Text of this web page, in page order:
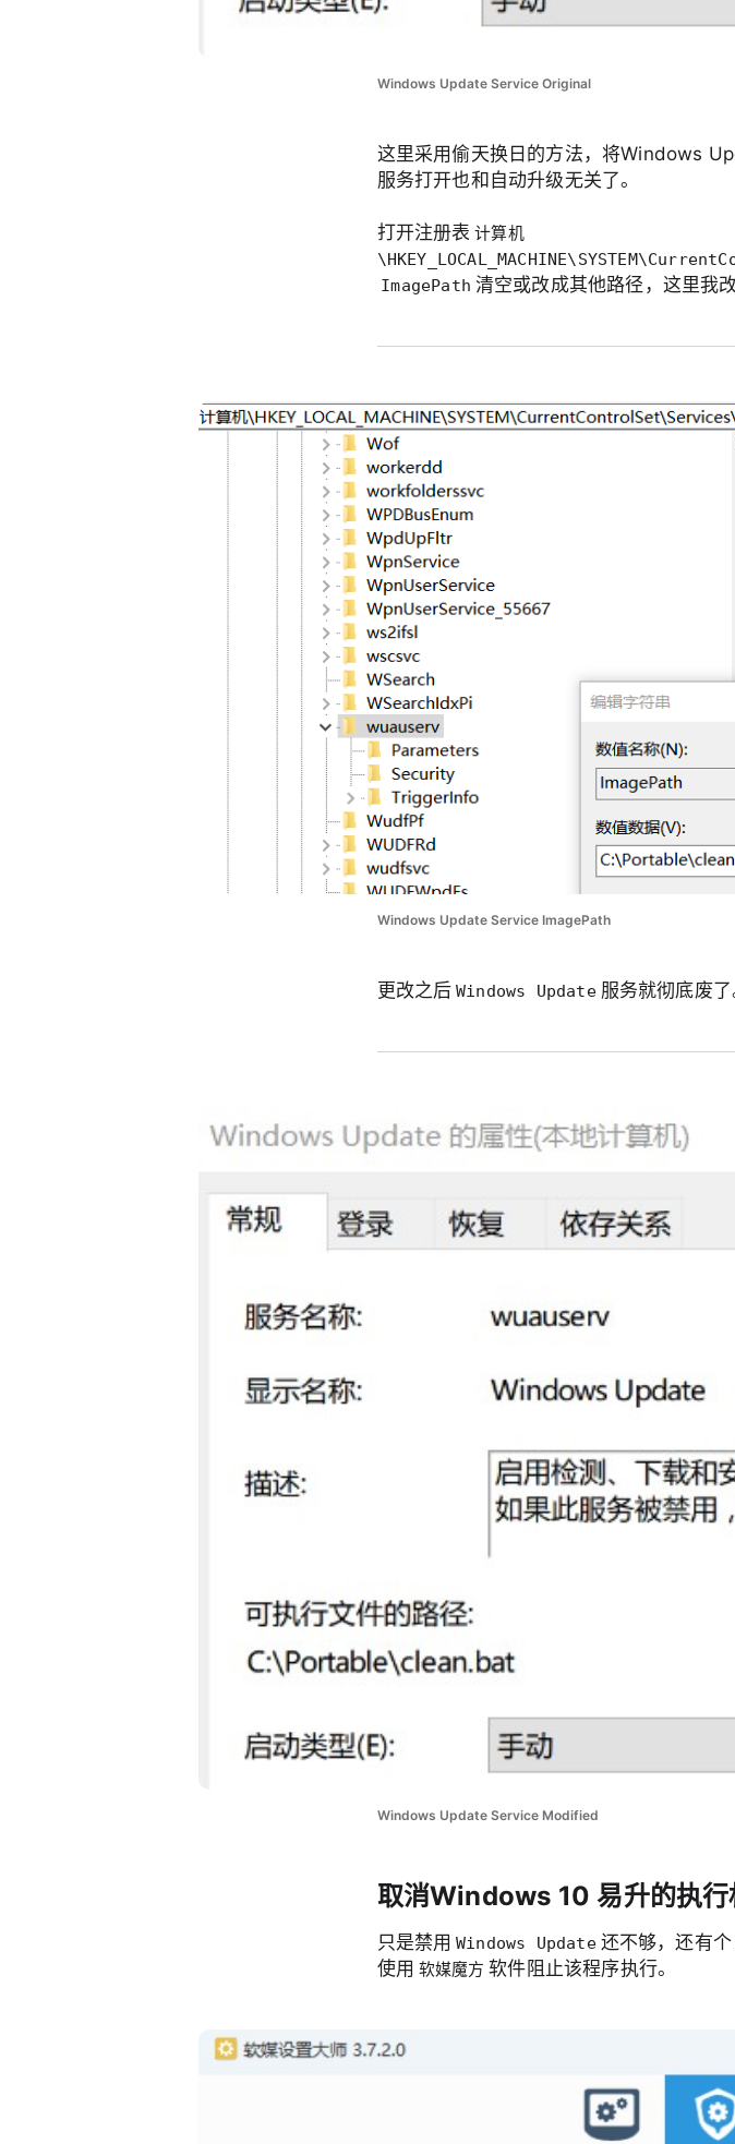
Windows Update Service Original
这里采用偷天换日的方法，将Windows
服务打开也和自动升级无关了。
打开注册表 计算机
ImagePath 清空或改成其他路径，这里我
Windows Update Service ImagePath
更改之后 Windows Update 服务就彻底废了
Windows Update Service Modified
取消Windows 10 易升的执行
只是禁用 Windows Update 还不够，还有个
使用 软媒魔方 软件阻止该程序执行。